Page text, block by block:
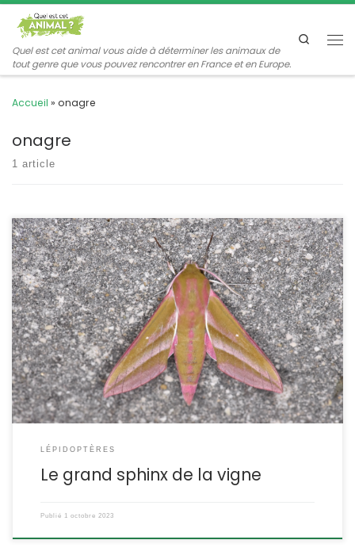
Passer au contenu
Quel est cet animal vous aide à déterminer les animaux de
tout genre que vous pouvez rencontrer en France et en Europe.
Search
Accueil » onagre
onagre
1 article
Très proche du petit sphinx de la vigne, le grand sphinx de la
vigne est encore plus voyant avec sa parure vert et rose. L’un
comme l’autre ne sont pas inféodés à la vigne et l’allusion aux
pourceaux est due à la sorte de groin que possèdent les
chenilles. Deilephile elpenor Linnaeus,1758 […]
LÉPIDOPTÈRES
Le grand sphinx de la vigne
Publié 1 octobre 2023